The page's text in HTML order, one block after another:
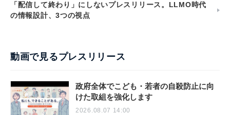
「配信して終わり」にしないプレスリリース。LLMO時代
の情報設計、3つの視点
動画で見るプレスリリース
政府全体でこども・若者の自殺防止に向
けた取組を強化します
2026.08.07 14:00